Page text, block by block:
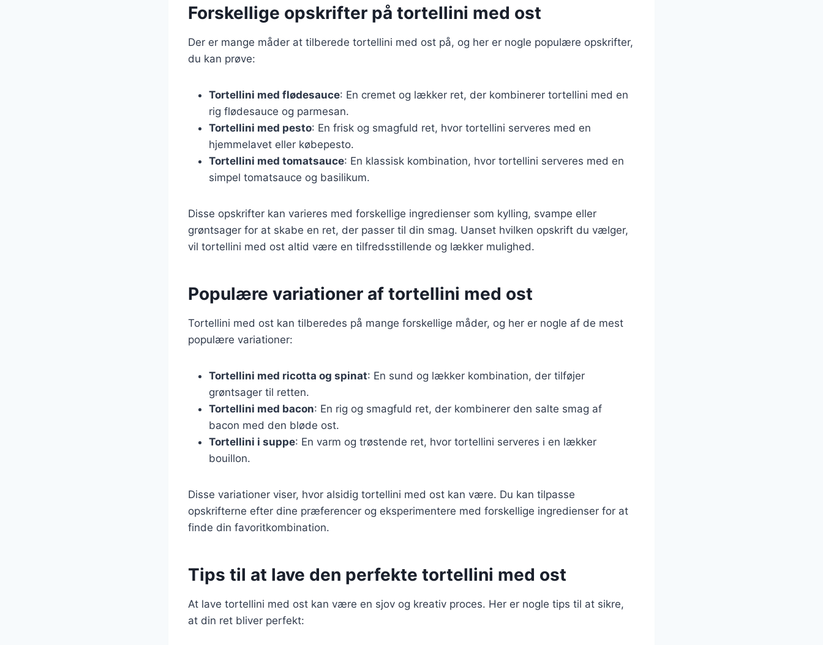
Forskellige opskrifter på tortellini med ost
Der er mange måder at tilberede tortellini med ost på, og her er nogle populære opskrifter,
du kan prøve:
Tortellini med flødesauce: En cremet og lækker ret, der kombinerer tortellini med en
rig flødesauce og parmesan.
Tortellini med pesto: En frisk og smagfuld ret, hvor tortellini serveres med en
hjemmelavet eller købepesto.
Tortellini med tomatsauce: En klassisk kombination, hvor tortellini serveres med en
simpel tomatsauce og basilikum.
Disse opskrifter kan varieres med forskellige ingredienser som kylling, svampe eller
grøntsager for at skabe en ret, der passer til din smag. Uanset hvilken opskrift du vælger,
vil tortellini med ost altid være en tilfredsstillende og lækker mulighed.
Populære variationer af tortellini med ost
Tortellini med ost kan tilberedes på mange forskellige måder, og her er nogle af de mest
populære variationer:
Tortellini med ricotta og spinat: En sund og lækker kombination, der tilføjer
grøntsager til retten.
Tortellini med bacon: En rig og smagfuld ret, der kombinerer den salte smag af
bacon med den bløde ost.
Tortellini i suppe: En varm og trøstende ret, hvor tortellini serveres i en lækker
bouillon.
Disse variationer viser, hvor alsidig tortellini med ost kan være. Du kan tilpasse
opskrifterne efter dine præferencer og eksperimentere med forskellige ingredienser for at
finde din favoritkombination.
Tips til at lave den perfekte tortellini med ost
At lave tortellini med ost kan være en sjov og kreativ proces. Her er nogle tips til at sikre,
at din ret bliver perfekt: